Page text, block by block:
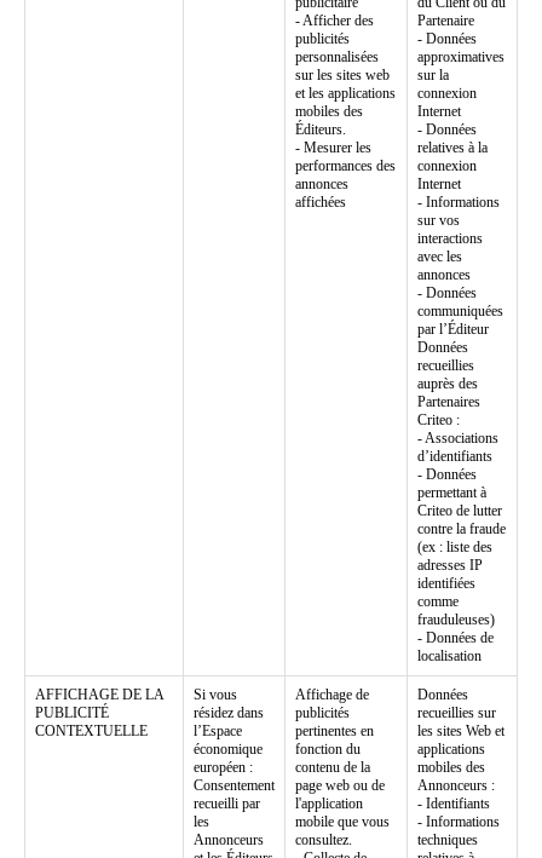
- Afficher des
publicités
personnalisées
sur les sites web
et les applications
mobiles des
Éditeurs.
- Mesurer les
performances des
annonces
affichées
Partenaire
- Données
approximatives
sur la
connexion
Internet
- Données
relatives à la
connexion
Internet
- Informations
sur vos
interactions
avec les
annonces
- Données
communiquées
par l’Éditeur
Données
recueillies
auprès des
Partenaires
Criteo :
- Associations
d’identifiants
- Données
permettant à
Criteo de lutter
contre la fraude
(ex : liste des
adresses IP
identifiées
comme
frauduleuses)
- Données de
localisation
AFFICHAGE DE LA
PUBLICITÉ
CONTEXTUELLE
Si vous
résidez dans
l’Espace
économique
européen :
Consentement
recueilli par
les
Annonceurs
Affichage de
publicités
pertinentes en
fonction du
contenu de la
page web ou de
l'application
mobile que vous
consultez.
Données
recueillies sur
les sites Web et
applications
mobiles des
Annonceurs :
- Identifiants
- Informations
techniques